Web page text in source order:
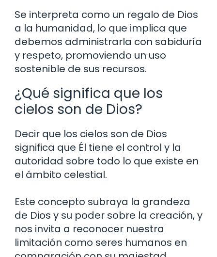
Se interpreta como un regalo de Dios
a la humanidad, lo que implica que
debemos administrarla con sabiduría
y respeto, promoviendo un uso
sostenible de sus recursos.
¿Qué significa que los
cielos son de Dios?
Decir que los cielos son de Dios
significa que Él tiene el control y la
autoridad sobre todo lo que existe en
el ámbito celestial.
Este concepto subraya la grandeza
de Dios y su poder sobre la creación, y
nos invita a reconocer nuestra
limitación como seres humanos en